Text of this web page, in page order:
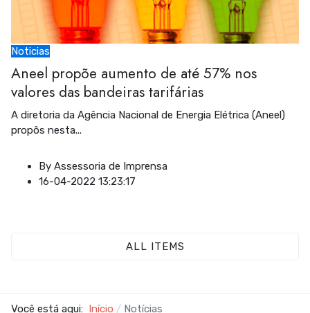
Noticias
Aneel propõe aumento de até 57% nos
valores das bandeiras tarifárias
A diretoria da Agência Nacional de Energia Elétrica (Aneel)
propôs nesta...
By Assessoria de Imprensa
16-04-2022 13:23:17
ALL ITEMS
Você está aqui: Início Notícias